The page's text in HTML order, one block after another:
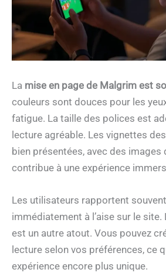
La mise en page de Malgrim est
couleurs sont douces pour les
fatigue. La taille des polices est
lecture agréable. Les vignettes
bien présentées, avec des images
contribue à une expérience
Les utilisateurs rapportent
immédiatement à l’aise sur le site.
est un autre atout. Vous pouvez
lecture selon vos préférences, ce
expérience encore plus unique.